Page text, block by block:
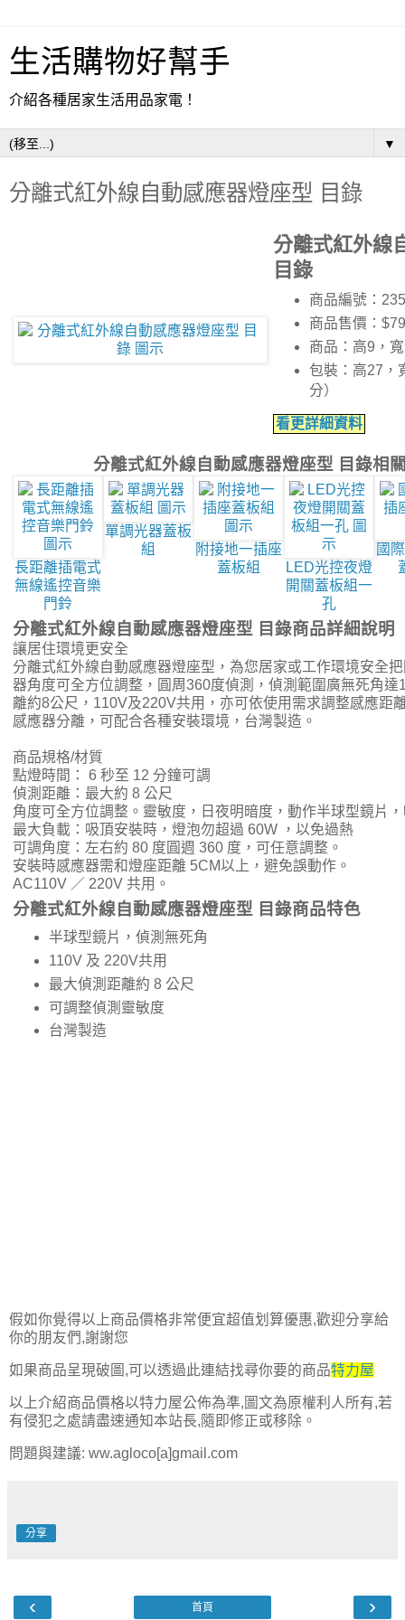
生活購物好幫手
介紹各種居家生活用品家電！
▼
分離式紅外線自動感應器燈座型 目錄
分離式紅外線
目錄
商品編號：
商品售價：
商品：高9，
包裝：高27，
分）
看更詳細資料
分離式紅外線自動感應器燈座型 目錄相
長距離插電式
無線遙控音樂
門鈴
單調光器蓋板
組
附接地一插座
蓋板組
LED光控夜燈
開關蓋板組一
孔
國
分離式紅外線自動感應器燈座型 目錄商品詳細說明
讓居住環境更安全
分離式紅外線自動感應器燈座型，為您居家或工作環境安全
器角度可全方位調整，圓周360度偵測，偵測範圍廣無死角達
離約8公尺，110V及220V共用，亦可依使用需求調整感應距
感應器分離，可配合各種安裝環境，台灣製造。
商品規格/材質
點燈時間： 6 秒至 12 分鐘可調
偵測距離：最大約 8 公尺
角度可全方位調整。靈敏度，日夜明暗度，動作半球型鏡片
最大負載：吸頂安裝時，燈泡勿超過 60W ，以免過熱
可調角度：左右約 80 度圓週 360 度，可任意調整。
安裝時感應器需和燈座距離 5CM以上，避免誤動作。
AC110V ／ 220V 共用。
分離式紅外線自動感應器燈座型 目錄商品特色
半球型鏡片，偵測無死角
110V 及 220V共用
最大偵測距離約 8 公尺
可調整偵測靈敏度
台灣製造
假如你覺得以上商品價格非常便宜超值划算優惠,歡迎分享給
你的朋友們,謝謝您
如果商品呈現破圖,可以透過此連結找尋你要的商品特力屋
以上介紹商品價格以特力屋公佈為準,圖文為原權利人所有,若
有侵犯之處請盡速通知本站長,隨即修正或移除。
問題與建議: ww.agloco[a]gmail.com
分享
‹ ›
首頁